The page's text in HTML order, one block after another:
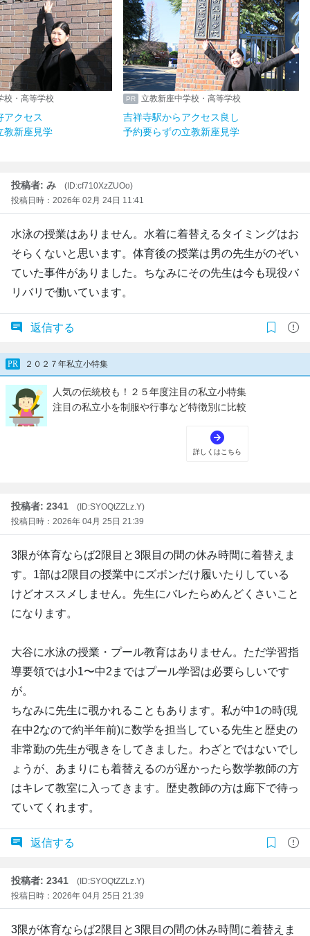
校・高等学校
アクセス
教新座見学
立教新座中学校・高等学校
吉祥寺駅からアクセス良し
予約要らずの立教新座見学
投稿者: み
(ID:cf710XzZUOo)
投稿日時：2026年 02月 24日 11:41
水泳の授業はありません。水着に着替えるタイミングはお
そらくないと思います。体育後の授業は男の先生がのぞい
ていた事件がありました。ちなみにその先生は今も現役バ
リバリで働いています。
返信する
投稿者: 2341
(ID:SYOQtZZLz.Y)
投稿日時：2026年 04月 25日 21:39
3限が体育ならば2限目と3限目の間の休み時間に着替えま
す。1部は2限目の授業中にズボンだけ履いたりしている
けどオススメしません。先生にバレたらめんどくさいこと
になります。
大谷に水泳の授業・プール教育はありません。ただ学習指
導要領では小1〜中2まではプール学習は必要らしいです
が。
ちなみに先生に覗かれることもあります。私が中1の時(現
在中2なので約半年前)に数学を担当している先生と歴史の
非常勤の先生が覗きをしてきました。わざとではないでし
ょうが、あまりにも着替えるのが遅かったら数学教師の方
はキレて教室に入ってきます。歴史教師の方は廊下で待っ
ていてくれます。
返信する
投稿者: 2341
(ID:SYOQtZZLz.Y)
投稿日時：2026年 04月 25日 21:39
3限が体育ならば2限目と3限目の間の休み時間に着替えま